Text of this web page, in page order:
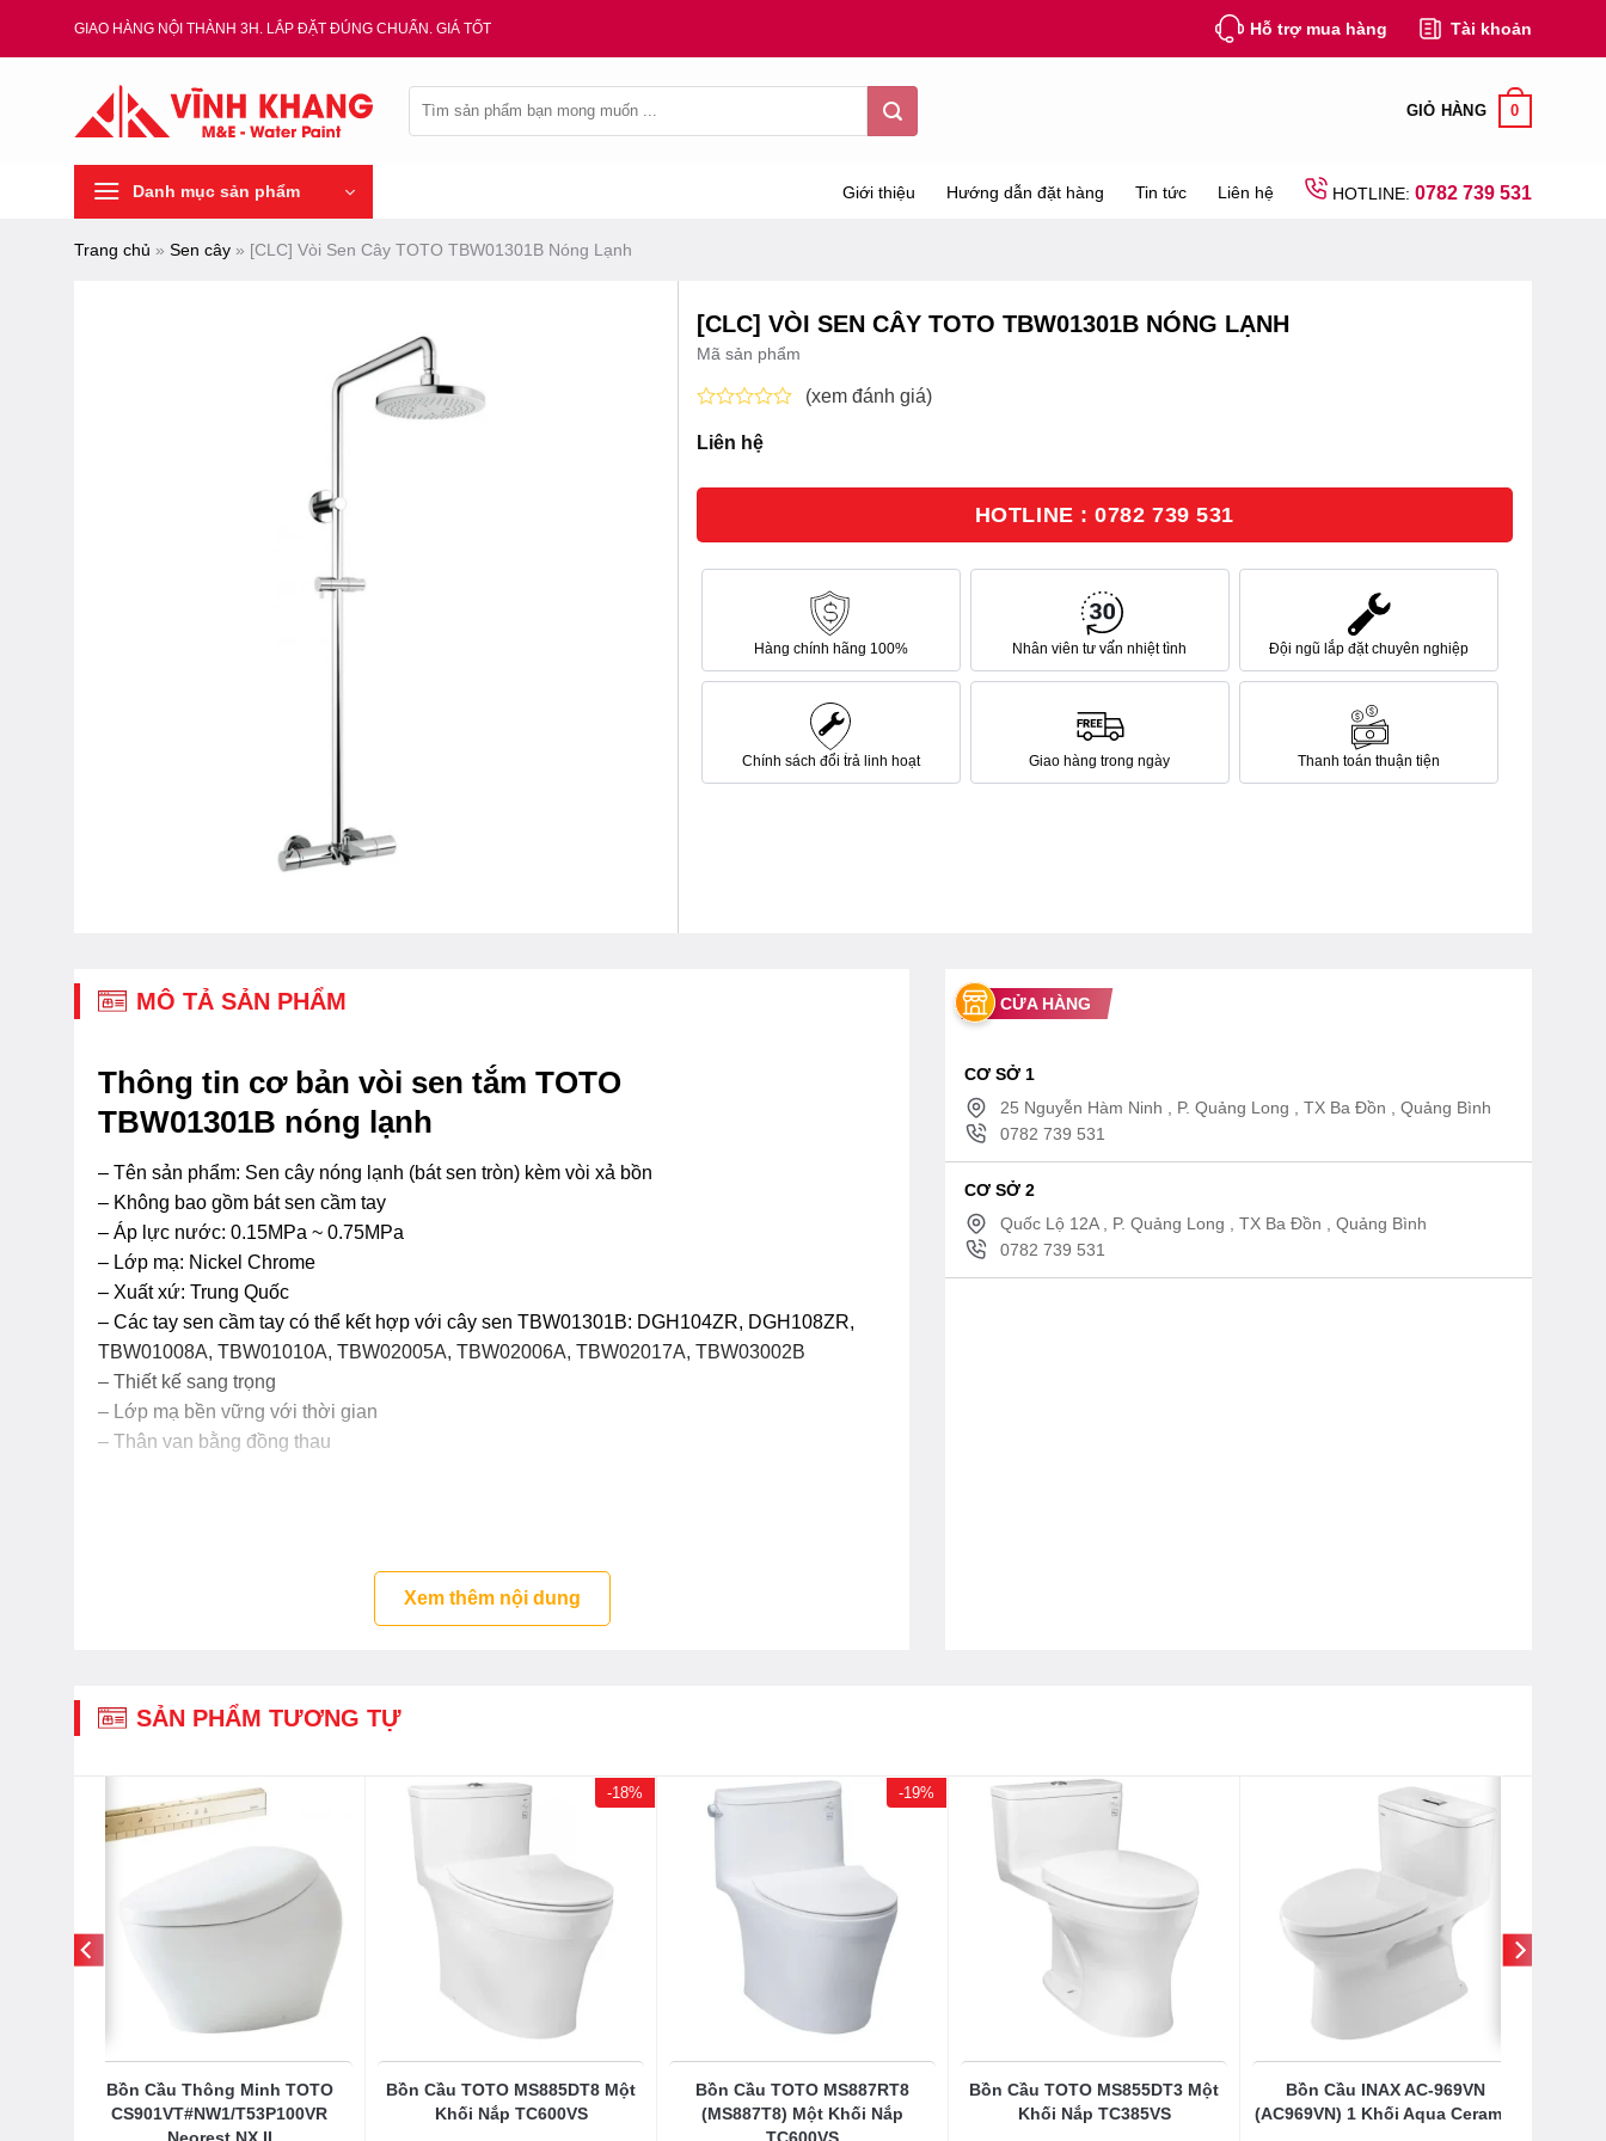
GIAO HÀNG NỘI THÀNH 3H. LẮP ĐẶT ĐÚNG CHUẨN. GIÁ TỐT Hỗ trợ mua hàng Tài khoản
kiếm:
GIỎ HÀNG 0
Danh mục sản phẩm Giới thiệu Hướng dẫn đặt hàng Tin tức Liên hệ HOTLINE: 0782 739 531
Trang chủ » Sen cây » [CLC] Vòi Sen Cây TOTO TBW01301B Nóng Lạnh
[CLC] VÒI SEN CÂY TOTO TBW01301B NÓNG LẠNH
Mã sản phẩm
xếp
(xem đánh giá)
Liên hệ
HOTLINE : 0782 739 531
Hàng chính hãng 100% Nhân viên tư vấn nhiệt tình Đội ngũ lắp đặt chuyên nghiệp
Chính sách đổi trả linh hoạt Giao hàng trong ngày Thanh toán thuận tiện
MÔ TẢ SẢN PHẨM
Thông tin cơ bản vòi sen tắm TOTO
TBW01301B nóng lạnh
– Tên sản phẩm: Sen cây nóng lạnh (bát sen tròn) kèm vòi xả bồn
– Không bao gồm bát sen cầm tay
– Áp lực nước: 0.15MPa ~ 0.75MPa
– Lớp mạ: Nickel Chrome
– Xuất xứ: Trung Quốc
– Các tay sen cầm tay có thể kết hợp với cây sen TBW01301B: DGH104ZR, DGH108ZR,
TBW01008A, TBW01010A, TBW02005A, TBW02006A, TBW02017A, TBW03002B
– Thiết kế sang trọng
– Lớp mạ bền vững với thời gian
– Thân van bằng đồng thau
Xem thêm nội dung
CỬA HÀNG
CƠ SỞ 1
25 Nguyễn Hàm Ninh , P. Quảng Long , TX Ba Đồn , Quảng Bình
0782 739 531
CƠ SỞ 2
Quốc Lộ 12A , P. Quảng Long , TX Ba Đồn , Quảng Bình
0782 739 531
SẢN PHẨM TƯƠNG TỰ
Bồn Cầu Thông Minh TOTO
CS901VT#NW1/T53P100VR
-18%
Bồn Cầu TOTO MS885DT8 Một
Khối Nắp TC600VS
-19%
Bồn Cầu TOTO MS887RT8
(MS887T8) Một Khối Nắp
Bồn Cầu TOTO MS855DT3 Một
Khối Nắp TC385VS
Bồn Cầu INAX AC-969VN
(AC969VN) 1 Khối Aqua Ceramic